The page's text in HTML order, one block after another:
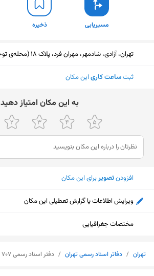
مسیریابی ذخیره
تهران، آزادی، شادمهر، مهران فرد، پلاک 18 (محله‌ی توحید)
ثبتساعت کاری این مکان
ﺑﻪ اﯾﻦ ﻣﮑﺎن اﻣﺘﯿﺎز دﻫﯿﺪ
افزودنتصویربرای این مکان
ویرایش اطلاعات یا گزارش تعطیلی این مکان
مختصات جغرافیایی
تهران / دفاتر اسناد رسمی تهران / دفتر اسناد رسمی 707